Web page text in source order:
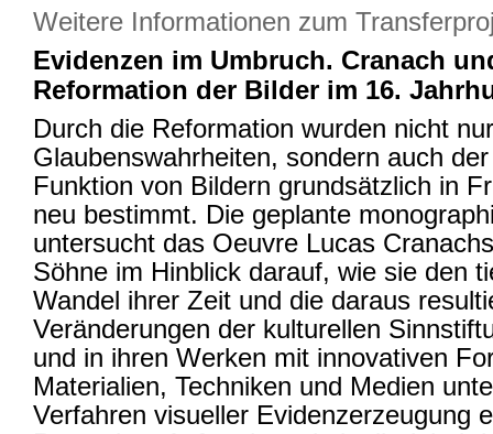
Weitere Informationen zum
Evidenzen im Umbruch. Cranach
Reformation der Bilder im 16.
Durch die Reformation wurden nicht
Glaubenswahrheiten, sondern auch
Funktion von Bildern grundsätzlich in
neu bestimmt. Die geplante
untersucht das Oeuvre Lucas
Söhne im Hinblick darauf, wie sie den
Wandel ihrer Zeit und die daraus
Veränderungen der kulturellen
und in ihren Werken mit innovativen
Materialien, Techniken und Medien
Verfahren visueller Evidenzerzeugung